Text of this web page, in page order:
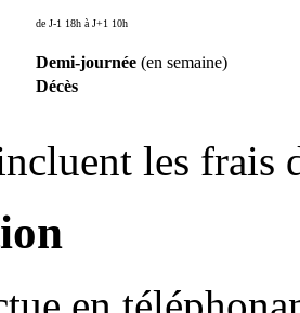
de J-1 18h à J+1 10h
Demi-journée (en semaine)
Décès
les frais